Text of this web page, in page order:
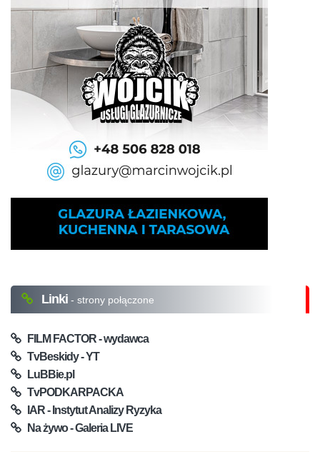
Linki - strony połączone
FILM FACTOR - wydawca
TvBeskidy - YT
LuBBie.pl
TvPODKARPACKA
IAR - Instytut Analizy Ryzyka
Na żywo - Galeria LIVE